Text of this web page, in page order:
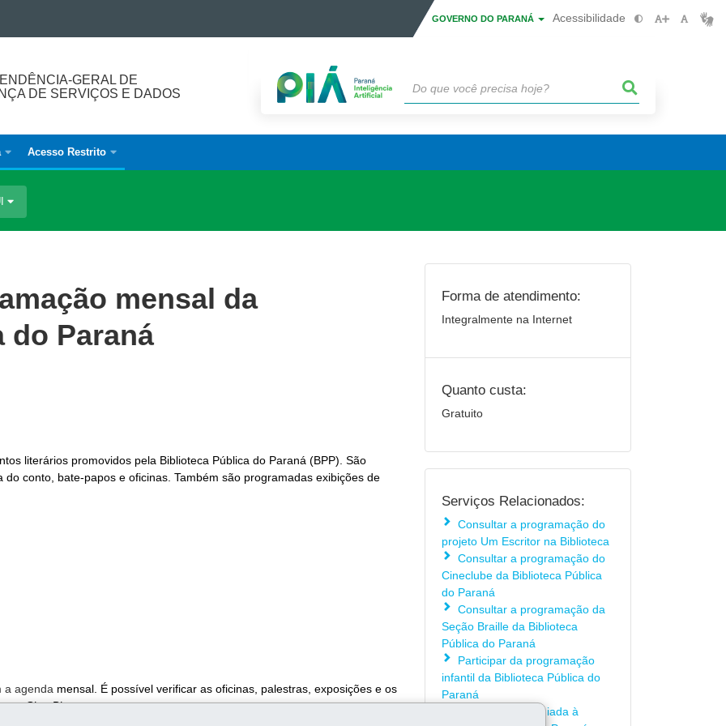
GOVERNO DO PARANÁ Acessibilidade
GERAL DE
DE SERVIÇOS E DADOS
Acesso Restrito
mensal da
do Paraná
literários promovidos pela Biblioteca Pública do Paraná (BPP). São
conto, bate-papos e oficinas. Também são programadas exibições de
a agenda mensal. É possível verificar as oficinas, palestras, exposições e os
e oCine Pipoca.
Forma de atendimento:
Integralmente na Internet
Quanto custa:
Gratuito
Serviços Relacionados:
Consultar a programação do
projeto Um Escritor na Biblioteca
Consultar a programação do
Cineclube da Biblioteca Pública
do Paraná
Consultar a programação da
Seção Braille da Biblioteca
Pública do Paraná
Participar da programação
infantil da Biblioteca Pública do
Paraná
Agendar visita guiada à